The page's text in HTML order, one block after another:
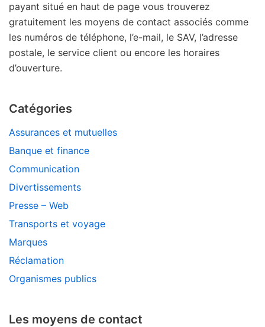
payant situé en haut de page vous trouverez
gratuitement les moyens de contact associés comme
les numéros de téléphone, l’e-mail, le SAV, l’adresse
postale, le service client ou encore les horaires
d’ouverture.
Catégories
Assurances et mutuelles
Banque et finance
Communication
Divertissements
Presse – Web
Transports et voyage
Marques
Réclamation
Organismes publics
Les moyens de contact